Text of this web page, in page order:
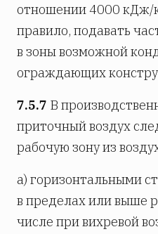
отношении 4000 кДж/
правило, подавать
в зоны возможной
ограждающих
7.5.7 В
приточный воздух
рабочую зону из
а) горизонтальными
в пределах или выше
числе при вихревой